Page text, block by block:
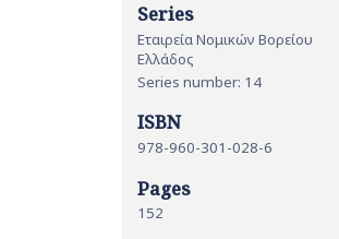
Series
Εταιρεία Νομικών Βορείου
Ελλάδος
Series number: 14
ISBN
978-960-301-028-6
Pages
152